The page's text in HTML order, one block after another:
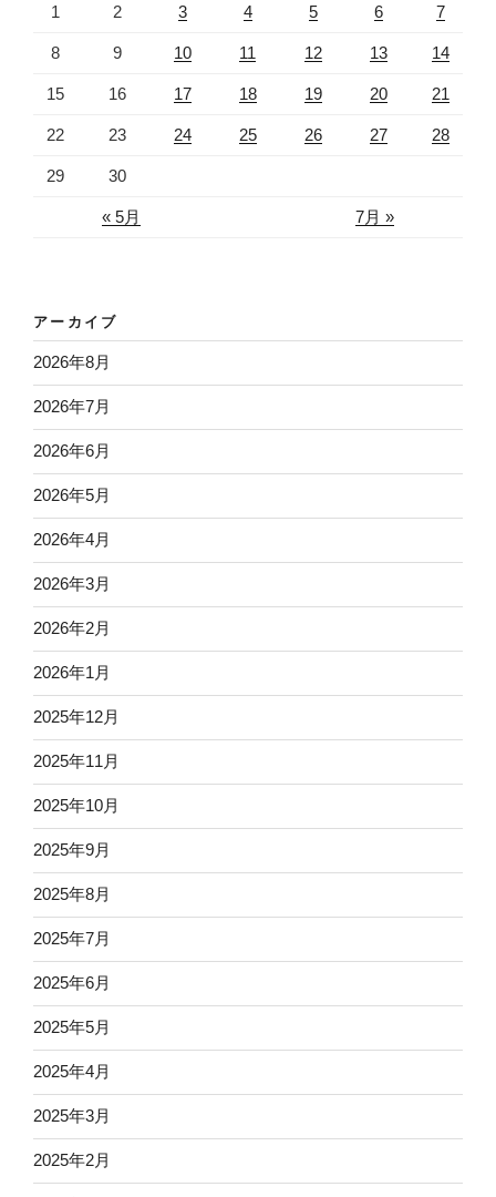
« 5月 7月 »
1 2 3 4 5 6 7
8 9 10 11 12 13 14
15 16 17 18 19 20 21
22 23 24 25 26 27 28
29 30
アーカイブ
2026年8月
2026年7月
2026年6月
2026年5月
2026年4月
2026年3月
2026年2月
2026年1月
2025年12月
2025年11月
2025年10月
2025年9月
2025年8月
2025年7月
2025年6月
2025年5月
2025年4月
2025年3月
2025年2月